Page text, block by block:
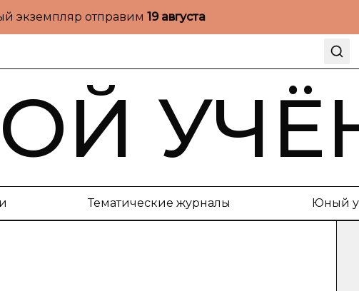
экземпляр отправим 19 августа
Тематические журналы Юный